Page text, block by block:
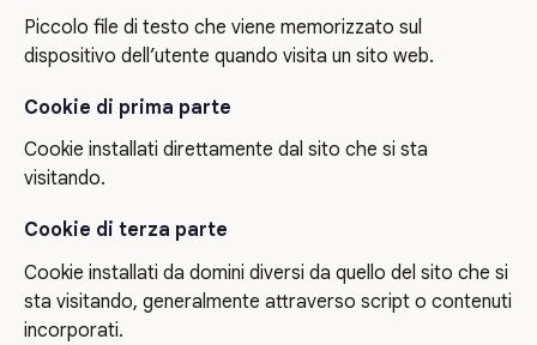
Piccolo file di testo che viene memorizzato sul
dispositivo dell’utente quando visita un sito web.
Cookie di prima parte
Cookie installati direttamente dal sito che si sta
visitando.
Cookie di terza parte
Cookie installati da domini diversi da quello del sito che si
sta visitando, generalmente attraverso script o contenuti
incorporati.